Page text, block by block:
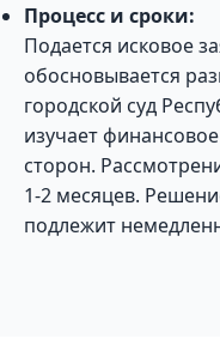
Процесс и сроки:
Подается исковое
обосновывается
городской суд
изучает
сторон.
1-2 месяцев.
подлежит